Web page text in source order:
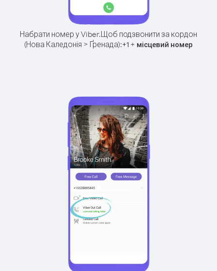
Набрати номер у Viber.Щоб подзвонити за кордон
(Нова Каледонія > Ґренада):+1 + місцевий номер